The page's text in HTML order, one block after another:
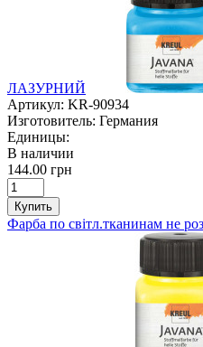
ЛАЗУРНИЙ
Артикул: KR-90934
Изготовитель: Германия
Единицы:
В наличии
144.00 грн
Купить
Фарба по світл.тканинам не